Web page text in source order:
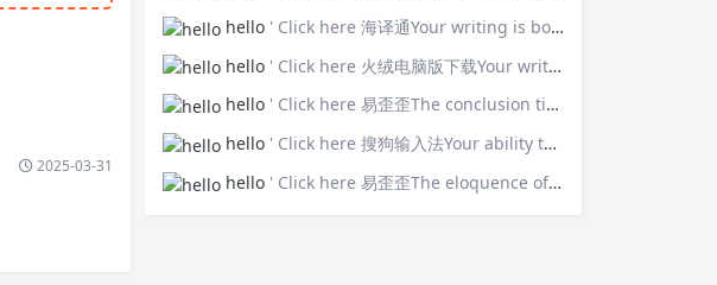
2025-03-31
hello ' Click here 海译通Your writing is both powerful and poignant.
hello ' Click here 火绒电脑版下载Your writing touches upon universal themes that resonate with many.
hello ' Click here 易歪歪The conclusion ties everything together brilliantly.
hello ' Click here 搜狗输入法Your ability to connect with the audience is impressive.
hello ' Click here 易歪歪The eloquence of your prose elevates the discussion.